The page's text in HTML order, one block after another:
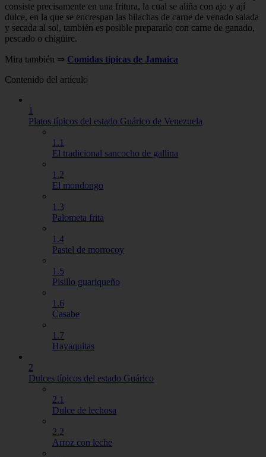
consiste precisamente en una fritura, la cual se aliña con ajo y ají
dulce, en la que se encrespan las hilachas de carne de venado salada
y secada al sol, también es posible prepararlo con carne de ganado,
pescado o chigüire.
Mira también ⇒ Comidas típicas de Jamaica
Contenido del artículo
1
Platos típicos del estado Guárico de Venezuela
1.1
El tradicional sancocho de gallina
1.2
El mondongo
1.3
Palometa frita
1.4
Pastel de morrocoy
1.5
Pisillo guariqueño
1.6
Casabe
1.7
Hayaquitas
2
Dulces típicos del estado Guárico
2.1
Dulce de lechosa
2.2
Arroz con leche